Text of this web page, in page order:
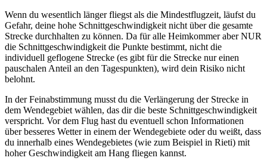
Wenn du wesentlich länger fliegst als die Mindestflugzeit, läufst du
Gefahr, deine hohe Schnittgeschwindigkeit nicht über die gesamte
Strecke durchhalten zu können. Da für alle Heimkommer aber NUR
die Schnittgeschwindigkeit die Punkte bestimmt, nicht die
individuell geflogene Strecke (es gibt für die Strecke nur einen
pauschalen Anteil an den Tagespunkten), wird dein Risiko nicht
belohnt.
In der Feinabstimmung musst du die Verlängerung der Strecke in
dem Wendegebiet wählen, das dir die beste Schnittgeschwindigkeit
verspricht. Vor dem Flug hast du eventuell schon Informationen
über besseres Wetter in einem der Wendegebiete oder du weißt, dass
du innerhalb eines Wendegebietes (wie zum Beispiel in Rieti) mit
hoher Geschwindigkeit am Hang fliegen kannst.